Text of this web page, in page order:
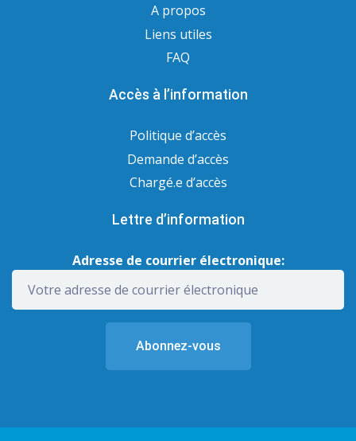
A propos
Liens utiles
FAQ
Accès à l’information
Politique d’accès
Demande d’accès
Chargé.e d’accès
Lettre d’information
Adresse de courrier électronique: